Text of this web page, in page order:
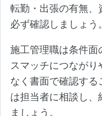
転勤・出張の有無
必ず確認しましょう。
施工管理職は条件面
スマッチにつなが
なく書面で確認す
は担当者に相談し
ましょう。